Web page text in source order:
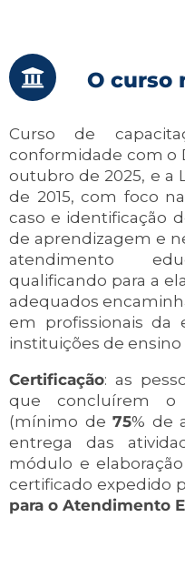
O curso
Curso de
conformidade com o
outubro de 2025, e a
de 2015, com foco
caso e identificação
de aprendizagem e
atendimento
qualificando para a
adequados
em profissionais da
instituições de ensino
Certificação: as
que concluírem o
(mínimo de 75% de
entrega das
módulo e
certificado expedido
para o Atendimento